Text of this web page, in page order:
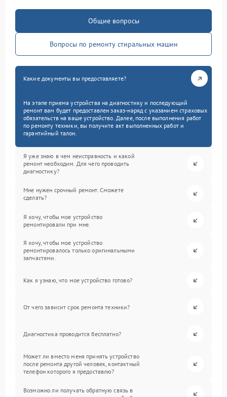
Общие вопросы
Вопросы по ремонту стиральных машин
Какие документы вы предоставляете?
На этапе приема устройства на диагностику и последующий
ремонт вам будет предоставлен заказ-наряд с указанием страховых
обязательств на ваше устройство. Далее, после выполнения работ
по ремонту техники, вы получите акт выполненных работ и
гарантийный талон.
Я уже знаю в чем неисправность и какой
ремонт необходим. Для чего проводить
диагностику?
Мне нужен срочный ремонт. Сможете
сделать?
Я хочу, чтобы мое устройство
ремонтировали при мне.
Я хочу, чтобы мое устройство
ремонтировалось только оригинальными
запчастями.
Как я узнаю, что мое устройство готово?
От чего зависит срок ремонта техники?
Диагностика проводится бесплатно?
Может ли вместо меня принять устройство
после ремонта другой человек, контактный
телефон которого я предоставлю?
Возможно ли получать обратную связь в